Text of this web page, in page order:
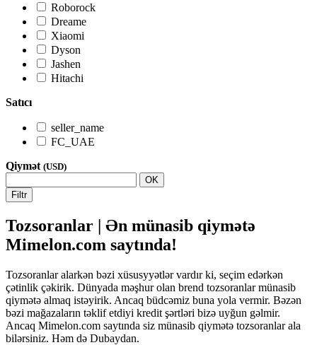
Roborock
Dreame
Xiaomi
Dyson
Jashen
Hitachi
Satıcı
seller_name
FC_UAE
Qiymət (USD)
OK
Filtr
Tozsoranlar | Ən münasib qiymətə
Mimelon.com saytında!
Tozsoranlar alarkən bəzi xüsusyyətlər vardır ki, seçim edərkən
çətinlik çəkirik. Dünyada məşhur olan brend tozsoranlar münasib
qiymətə almaq istəyirik. Ancaq büdcəmiz buna yola vermir. Bəzən
bəzi mağazaların təklif etdiyi kredit şərtləri bizə uyğun gəlmir.
Ancaq Mimelon.com saytında siz münasib qiymətə tozsoranlar ala
bilərsiniz. Həm də Dubaydan.